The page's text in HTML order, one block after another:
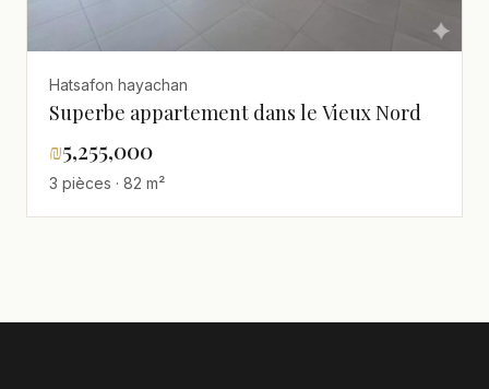
Hatsafon hayachan
Superbe appartement dans le Vieux Nord
₪5,255,000
3 pièces · 82 m²